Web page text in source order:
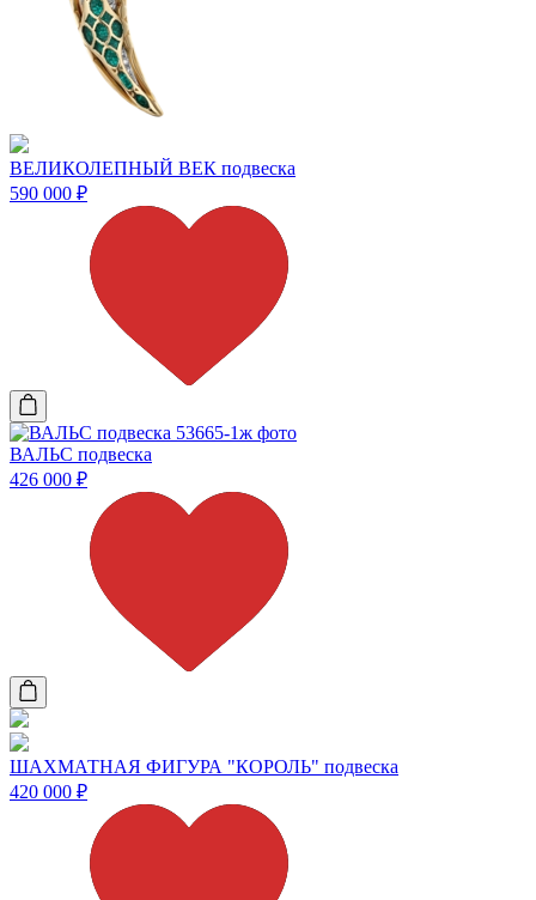
ВЕЛИКОЛЕПНЫЙ ВЕК подвеска
590 000 ₽
ВАЛЬС подвеска
426 000 ₽
ШАХМАТНАЯ ФИГУРА "КОРОЛЬ" подвеска
420 000 ₽